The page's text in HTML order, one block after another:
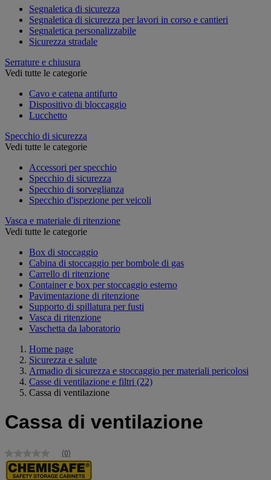
Segnaletica di sicurezza
Segnaletica di sicurezza per lavori in corso e cantieri
Segnaletica personalizzabile
Sicurezza stradale
Serrature e chiusura
Vedi tutte le categorie
Cavo e catena antifurto
Dispositivo di bloccaggio
Lucchetto
Specchio di sicurezza
Vedi tutte le categorie
Accessori per specchio
Specchio di sicurezza
Specchio di sorveglianza
Specchio d'ispezione per veicoli
Vasca e materiale di ritenzione
Vedi tutte le categorie
Box di stoccaggio
Cabina di stoccaggio per bombole di gas
Carrello di ritenzione
Container e box per stoccaggio esterno
Pavimentazione di ritenzione
Supporto di spillatura per fusti
Vasca di ritenzione
Vaschetta da laboratorio
Home page
Sicurezza e salute
Armadio di sicurezza e stoccaggio per materiali pericolosi
Casse di ventilazione e filtri (22)
Cassa di ventilazione
Cassa di ventilazione
Nessuna
valutazione
Stesso
(0)